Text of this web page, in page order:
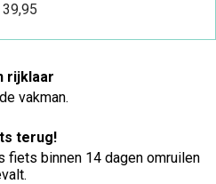
rijklaar
vakman.
terug!
fiets binnen 14 dagen omruilen